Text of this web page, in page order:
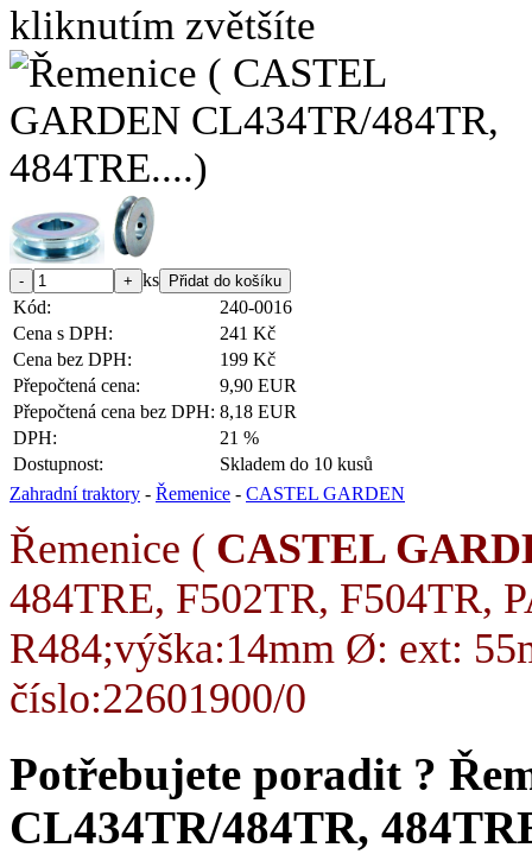
kliknutím zvětšíte
ks
Kód:
240-0016
Cena s DPH:
241 Kč
Cena bez DPH:
199 Kč
Přepočtená cena:
9,90 EUR
Přepočtená cena bez DPH: 8,18 EUR
DPH:
21 %
Dostupnost:
Skladem do 10 kusů
Zahradní traktory - Řemenice - CASTEL GARDEN
Řemenice ( CASTEL
484TRE, F502TR, F504TR,
R484;výška:14mm Ø: ext:
číslo:22601900/0
Potřebujete poradit ?
CL434TR/484TR,